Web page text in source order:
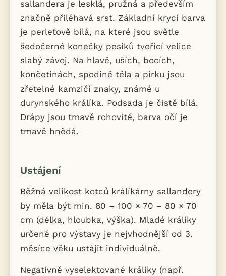
sallandera je lesklá, pružná a především
značně přiléhavá srst. Základní krycí barva
je perleťově bílá, na které jsou světle
šedočerné konečky pesíků tvořící velice
slabý závoj. Na hlavě, uších, bocích,
končetinách, spodině těla a pírku jsou
zřetelné kamzičí znaky, známé u
durynského králíka. Podsada je čistě bílá.
Drápy jsou tmavě rohovité, barva očí je
tmavě hnědá.
Ustájení
Běžná velikost kotců králíkárny sallandery
by měla být min. 80 – 100 × 70 – 80 × 70
cm (délka, hloubka, výška). Mladé králíky
určené pro výstavy je nejvhodnější od 3.
měsíce věku ustájit individuálně.
Negativně vyselektované králíky (např.